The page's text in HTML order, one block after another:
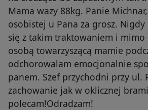
Mama wazy 88kg. Panie
osobistej u Pana za grosz. Nigdy
się z takim traktowaniem i mimo
osobą towarzyszącą mamie
odchorowalam emocjonalnie
panem. Szef przychodni przy ul.
zachowanie jak w oklicznej
polecam!Odradzam!